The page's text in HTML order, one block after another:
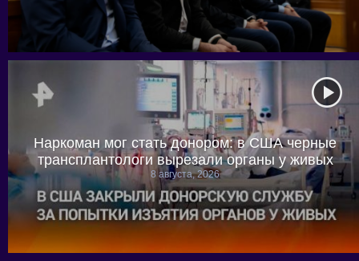
Наркоман мог стать донором: в США черные
трансплантологи вырезали органы у живых
8 августа, 2026